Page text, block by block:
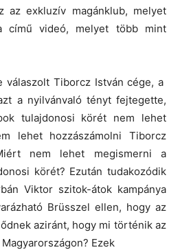
exkluzív magánklub, melyet
című videó, melyet több mint
válaszolt Tiborcz István cége, a
a nyilvánvaló tényt fejtegette,
tulajdonosi körét nem lehet
lehet hozzászámolni Tiborcz
nem lehet megismerni a
körét? Ezután tudakozódik
Viktor szitok-átok kampánya
Brüsszel ellen, hogy az
aziránt, hogy mi történik az
Ezek